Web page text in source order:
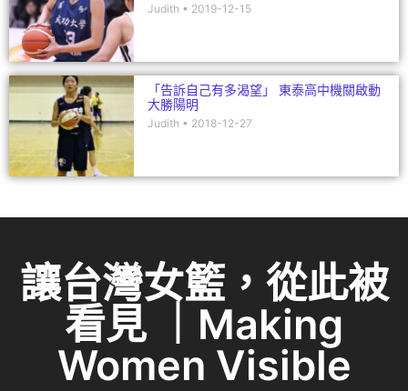
Judith 2019-12-15
「告訴自己有多渴望」 東泰高中機關啟動
大勝陽明
Judith 2018-12-27
讓台灣女籃，從此被
看見 ｜Making
Women Visible